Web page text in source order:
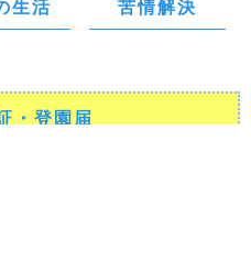
生活 苦情解決
・登園届